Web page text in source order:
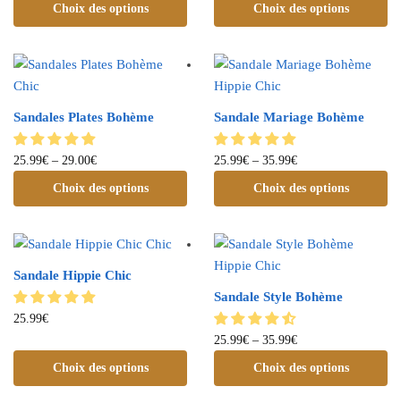
Choix des options Choix des options
Sandales Plates Bohème
25.99€ – 29.00€
Choix des options
Sandale Mariage Bohème
25.99€ – 35.99€
Choix des options
Sandale Hippie Chic
25.99€
Choix des options
Sandale Style Bohème
25.99€ – 35.99€
Choix des options